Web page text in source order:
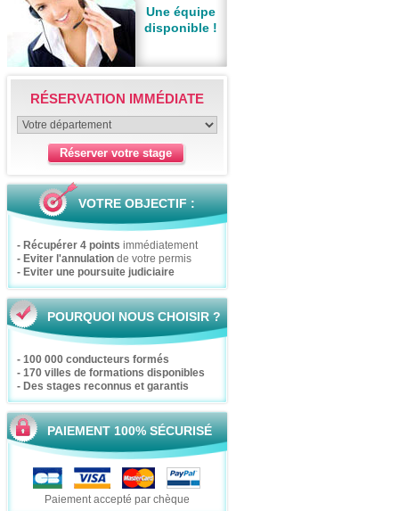
Une équipe
disponible !
RÉSERVATION IMMÉDIATE
VOTRE OBJECTIF :
- Récupérer 4 points immédiatement
- Eviter l'annulationde votre permis
- Eviter une poursuite judiciaire
POURQUOI NOUS CHOISIR ?
- 100 000 conducteurs formés
- 170 villes de formations disponibles
- Des stages reconnus et garantis
PAIEMENT 100% SÉCURISÉ
Paiement accepté par chèque